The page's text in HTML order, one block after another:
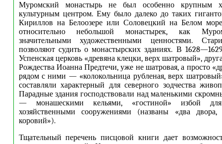
Муромский монастырь не был особенно крупным
культурным центром. Ему было далеко до таких
Кириллов на Белоозере или Соловецкий на Белом
относительно небольшой монастырек, как
значительными художественными ценностями.
позволяют судить о монастырских зданиях. В
Успенская церковь «древяна клецки, верх шатровый»,
Рождества Иоанна Предтечи, уже не шатровая, а просто
рядом с ними — «колокольница рубленая, верх
составляли характерный для северного зодчества
Парадные здания господствовали над маленькими
— монашескими кельями, «гостиной» избой
хозяйственными сооружениями (названы «два
коровий»).
Тщательный перечень писцовой книги дает